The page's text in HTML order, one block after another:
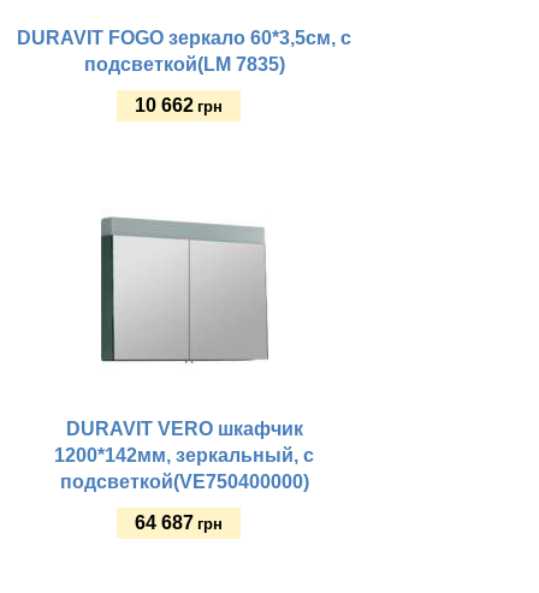
DURAVIT FOGO зеркало 60*3,5см, с
подсветкой(LM 7835)
10 662 грн
DURAVIT VERO шкафчик
1200*142мм, зеркальный, с
подсветкой(VE750400000)
64 687 грн